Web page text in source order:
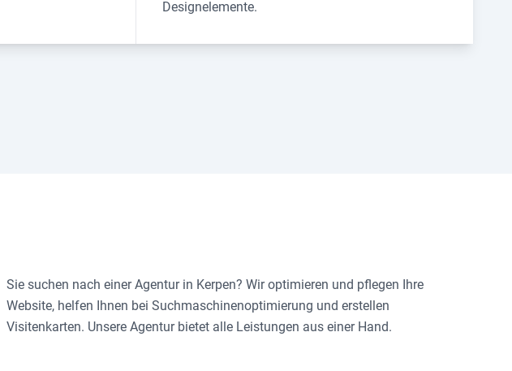
Designelemente.
Sie suchen nach einer Agentur in Kerpen? Wir optimieren und pflegen Ihre
Website, helfen Ihnen bei Suchmaschinenoptimierung und erstellen
Visitenkarten. Unsere Agentur bietet alle Leistungen aus einer Hand.